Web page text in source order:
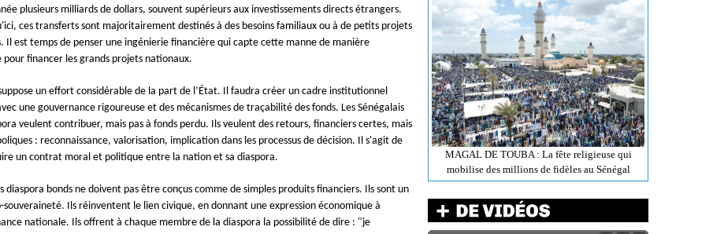
plusieurs milliards de dollars, souvent supérieurs aux investissements directs étrangers.
ces transferts sont majoritairement destinés à des besoins familiaux ou à de petits projets
Il est temps de penser une ingénierie financière qui capte cette manne de manière
financer les grands projets nationaux.
un effort considérable de la part de l’État. Il faudra créer un cadre institutionnel
une gouvernance rigoureuse et des mécanismes de traçabilité des fonds. Les Sénégalais
veulent contribuer, mais pas à fonds perdu. Ils veulent des retours, financiers certes, mais
: reconnaissance, valorisation, implication dans les processus de décision. Il s'agit de
un contrat moral et politique entre la nation et sa diaspora.
diaspora bonds ne doivent pas être conçus comme de simples produits financiers. Ils sont un
souveraineté. Ils réinventent le lien civique, en donnant une expression économique à
nationale. Ils offrent à chaque membre de la diaspora la possibilité de dire : "je
MAGAL DE TOUBA : La fête religieuse qui
mobilise des millions de fidèles au Sénégal